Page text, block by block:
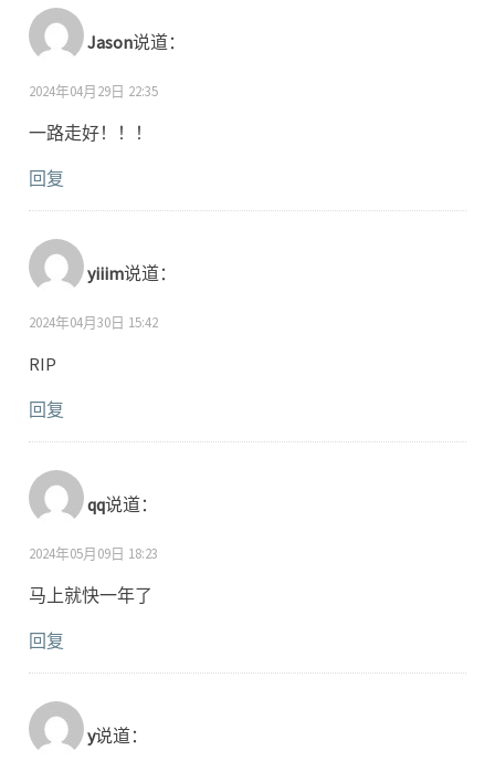
Jason说道：
2024年04月29日 22:35
一路走好！！！
回复
yiiim说道：
2024年04月30日 15:42
RIP
回复
qq说道：
2024年05月09日 18:23
马上就快一年了
回复
y说道：